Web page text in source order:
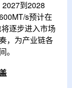
到2028
s预计在
逐步进入市场
，为产业链各
。